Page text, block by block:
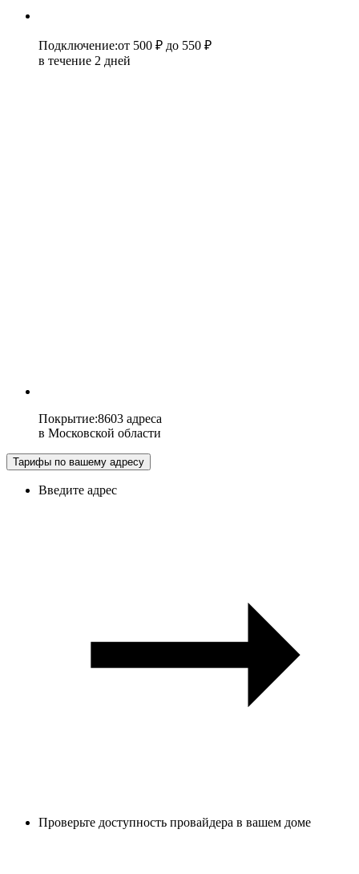
Подключение:от 500 ₽ до 550 ₽
в течение 2 дней
Покрытие:8603 адреса
в Московской области
Тарифы по вашему адресу
Введите адрес
Проверьте доступность провайдера в вашем доме